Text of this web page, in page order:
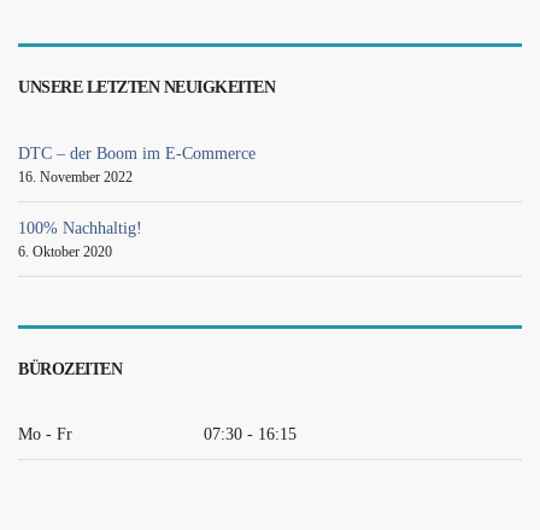
UNSERE LETZTEN NEUIGKEITEN
DTC – der Boom im E-Commerce
16. November 2022
100% Nachhaltig!
6. Oktober 2020
BÜROZEITEN
Mo - Fr 07:30 - 16:15